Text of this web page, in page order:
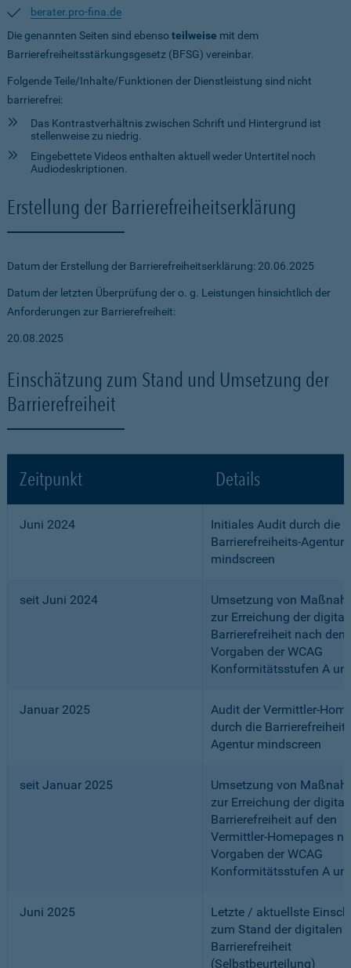
berater.pro-fina.de
Die genannten Seiten sind ebensoteilweise mit dem
Barrierefreiheitsstärkungsgesetz (BFSG) vereinbar.
Folgende Teile/Inhalte/Funktionen der Dienstleistung sind nicht
barrierefrei:
Das Kontrastverhältnis zwischen Schrift und Hintergrund ist
stellenweise zu niedrig.
Eingebettete Videos enthalten aktuell weder Untertitel noch
Audiodeskriptionen.
Erstellung der Barrierefreiheitserklärung
Datum der Erstellung der Barrierefreiheitserklärung: 20.06.2025
Datum der letzten Überprüfung der o. g. Leistungen hinsichtlich der
Anforderungen zur Barrierefreiheit:
20.08.2025
Einschätzung zum Stand und Umsetzung der
Barrierefreiheit
Zeitpunkt Details
Juni 2024
Initiales Audit durch die
Barrierefreiheits-Agentur
mindscreen
seit Juni 2024
Umsetzung von
zur Erreichung der
Barrierefreiheit nach den
Vorgaben der WCAG
Konformitätsstufen A
Januar 2025
Audit der Vermittler-
durch die
Agentur mindscreen
seit Januar 2025
Umsetzung von
zur Erreichung der
Barrierefreiheit auf den
Vermittler-Homepages
Vorgaben der WCAG
Konformitätsstufen A
Juni 2025
Letzte / aktuellste
zum Stand der digitalen
Barrierefreiheit
(Selbstbeurteilung)